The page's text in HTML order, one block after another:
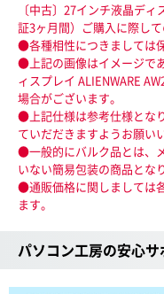
〔中古〕27インチ液晶デ
証3ヶ月間）ご購入に際し
●各種相性につきましては
●上記の画像はイメージで
ィスプレイ ALIENWARE
場合がございます。
●上記仕様は参考仕様とな
ていだだきますようお願い
●一般的にバルク品とは、
いない簡易包装の商品とな
●通販価格に関しましては
ます。
パソコン工房の安心サ